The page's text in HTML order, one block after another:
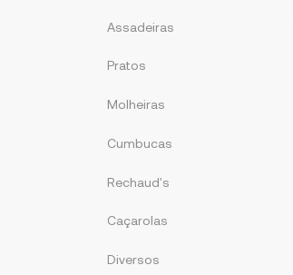
Assadeiras
Pratos
Molheiras
Cumbucas
Rechaud's
Caçarolas
Diversos